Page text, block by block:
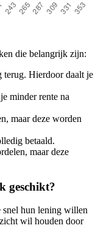
die belangrijk zijn:
terug. Hierdoor daalt je
minder rente na
maar deze worden
betaald.
maar deze
geschikt?
snel hun lening willen
wil houden door